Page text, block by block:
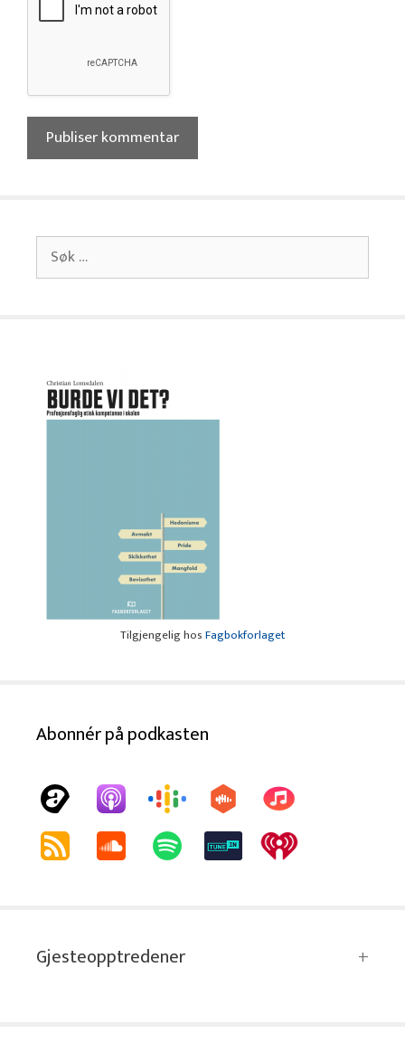
Søk
etter:
Tilgjengelig hosFagbokforlaget
Abonnér på podkasten
Gjesteopptredener